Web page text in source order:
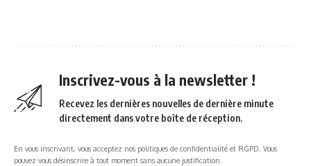
Inscrivez-vous à la newsletter !
Recevez les dernières nouvelles de dernière minute
directement dans votre boîte de réception.
En vous inscrivant, vous acceptez nos politiques de confidentialité et RGPD. Vous
pouvez vous désinscrire à tout moment sans aucune justification.